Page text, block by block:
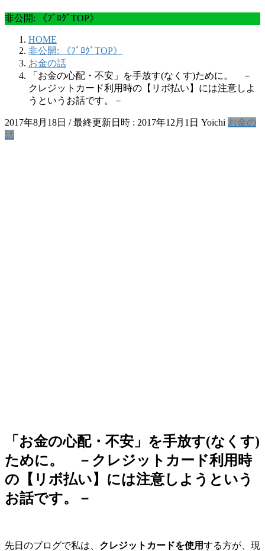
非公開: 《ﾌﾞﾛｸﾞTOP》
HOME
非公開: 《ﾌﾞﾛｸﾞTOP》
お金の話
「お金の心配・不安」を手放す(なくす)ために。 －
クレジットカード利用時の【リボ払い】には注意しよ
うというお話です。－
2017年8月18日 / 最終更新日時 : 2017年12月1日 Yoichi お金の
話
「お金の心配・不安」を手放す(なくす)
ために。 －クレジットカード利用時
の【リボ払い】には注意しようという
お話です。－
先日のブログで私は、 クレジットカードを使用する方が、現